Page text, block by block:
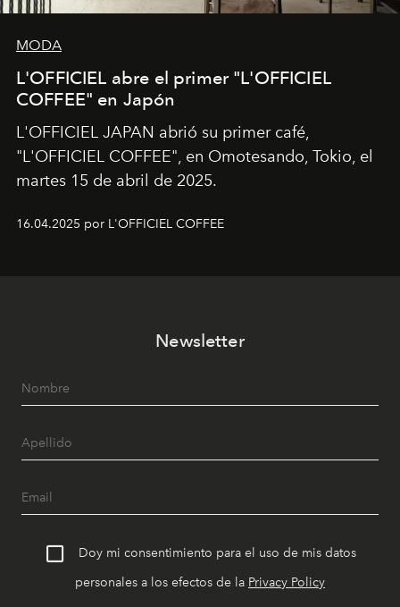
MODA
L'OFFICIEL abre el primer "L'OFFICIEL
COFFEE" en Japón
L'OFFICIEL JAPAN abrió su primer café,
"L'OFFICIEL COFFEE", en Omotesando, Tokio, el
martes 15 de abril de 2025.
16.04.2025 por L'OFFICIEL COFFEE
Newsletter
Doy mi consentimiento para el uso de mis datos
personales a los efectos de la Privacy Policy